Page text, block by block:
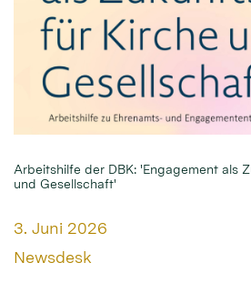
Arbeitshilfe der DBK: 'Engagement als
und Gesellschaft'
Datum:
3. Juni 2026
Von:
Newsdesk